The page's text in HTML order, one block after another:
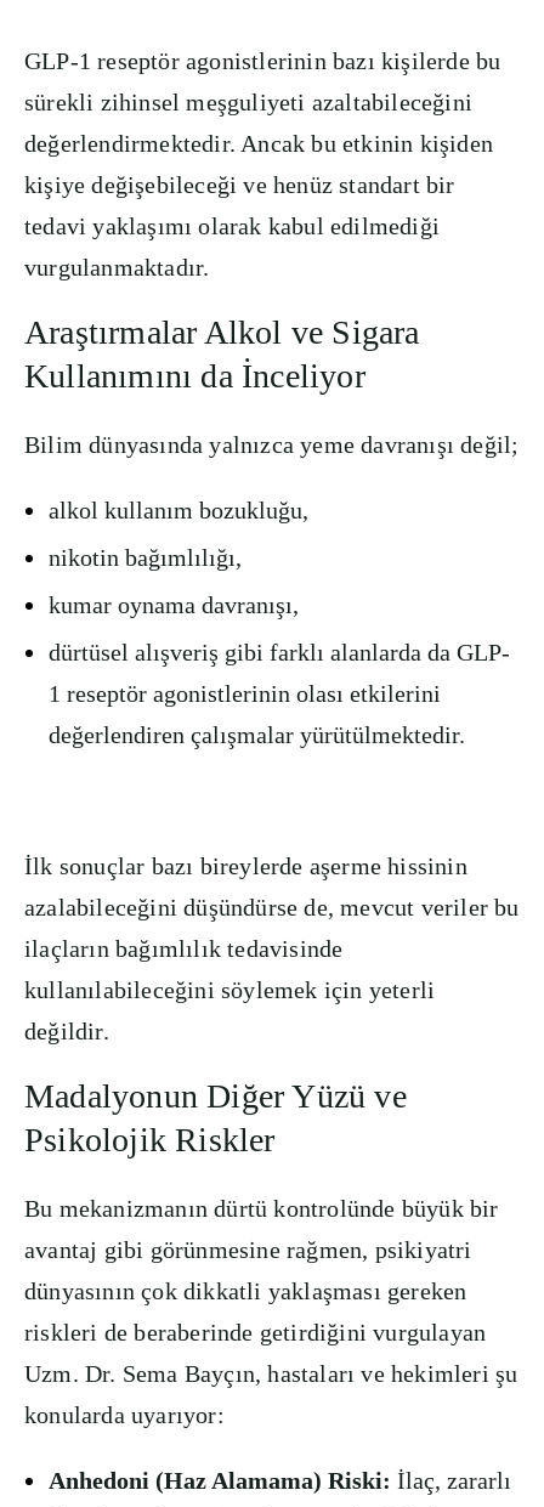
GLP-1 reseptör agonistlerinin bazı kişilerde bu
sürekli zihinsel meşguliyeti azaltabileceğini
değerlendirmektedir. Ancak bu etkinin kişiden
kişiye değişebileceği ve henüz standart bir
tedavi yaklaşımı olarak kabul edilmediği
vurgulanmaktadır.
Araştırmalar Alkol ve Sigara
Kullanımını da İnceliyor
Bilim dünyasında yalnızca yeme davranışı değil;
alkol kullanım bozukluğu,
nikotin bağımlılığı,
kumar oynama davranışı,
dürtüsel alışveriş gibi farklı alanlarda da GLP-
1 reseptör agonistlerinin olası etkilerini
değerlendiren çalışmalar yürütülmektedir.
İlk sonuçlar bazı bireylerde aşerme hissinin
azalabileceğini düşündürse de, mevcut veriler bu
ilaçların bağımlılık tedavisinde
kullanılabileceğini söylemek için yeterli
değildir.
Madalyonun Diğer Yüzü ve
Psikolojik Riskler
Bu mekanizmanın dürtü kontrolünde büyük bir
avantaj gibi görünmesine rağmen, psikiyatri
dünyasının çok dikkatli yaklaşması gereken
riskleri de beraberinde getirdiğini vurgulayan
Uzm. Dr. Sema Bayçın, hastaları ve hekimleri şu
konularda uyarıyor:
Anhedoni (Haz Alamama) Riski: İlaç, zararlı